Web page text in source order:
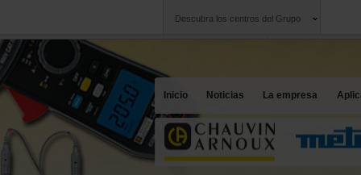
Descubra los centros del Grupo
Inicio Noticias La empresa